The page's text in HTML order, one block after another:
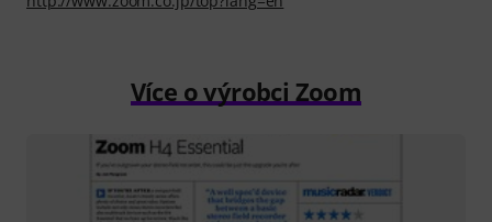
Více o výrobci Zoom